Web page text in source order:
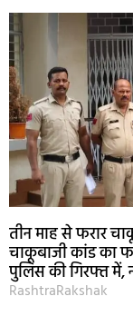
तीन माह से फरार
चाकूबाजी कांड का
पुलिस की गिरफ्त में,
RashtraRakshak